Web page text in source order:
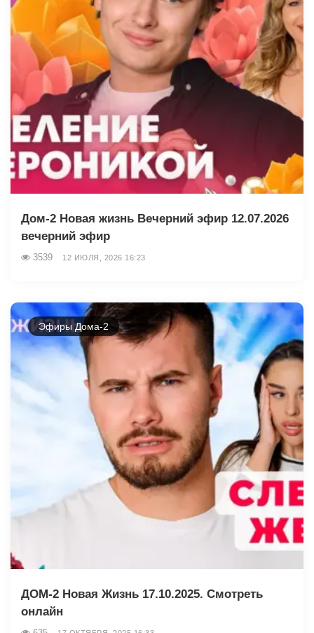
Дом-2 Новая жизнь Вечерний эфир 12.07.2026
вечерний эфир
3539 12 ИЮЛЯ, 2026 16:23
Эфиры Дома-2
ДОМ-2 Новая Жизнь 17.10.2025. Смотреть
онлайн